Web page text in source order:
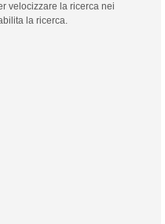
velocizzare la ricerca nei
la ricerca.